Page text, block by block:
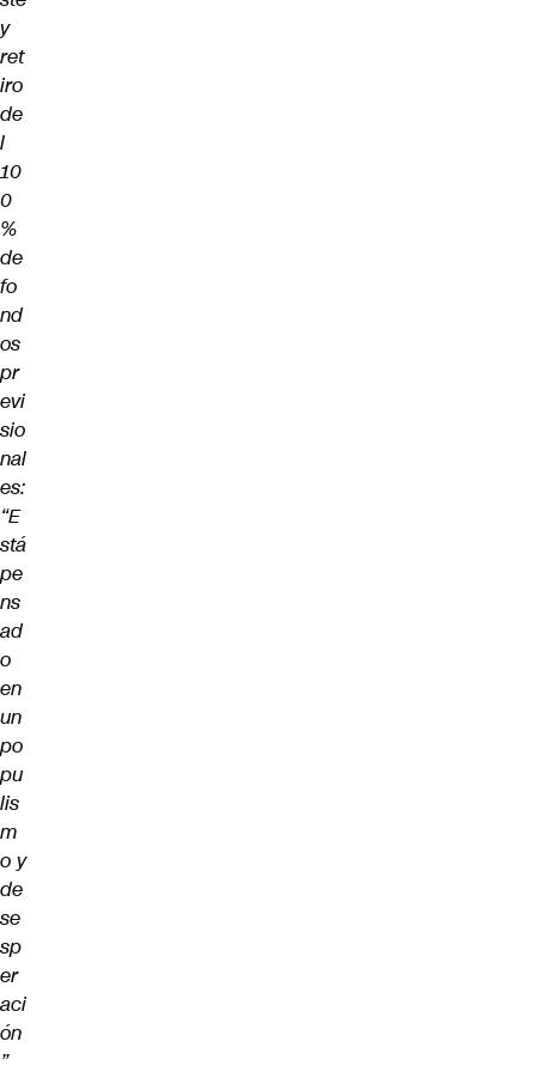
y
ret
iro
de
l
10
0
%
de
fo
nd
os
pr
evi
sio
nal
es:
“E
stá
pe
ns
ad
o
en
un
po
pu
lis
m
o y
de
se
sp
er
aci
ón
”